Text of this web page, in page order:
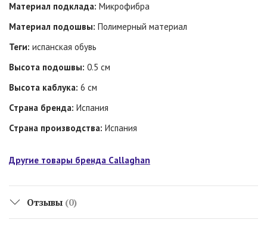
Материал подклада: Микрофибра
Материал подошвы: Полимерный материал
Теги: испанская обувь
Высота подошвы: 0.5 см
Высота каблука: 6 см
Страна бренда: Испания
Страна производства: Испания
Другие товары бренда Callaghan
Отзывы (0)